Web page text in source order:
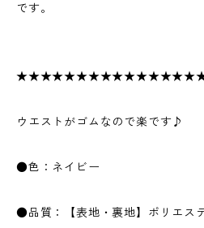
です。
ウエストがゴムなので楽です♪
●色：ネイビー
●品質：【表地・裏地】ポリエス